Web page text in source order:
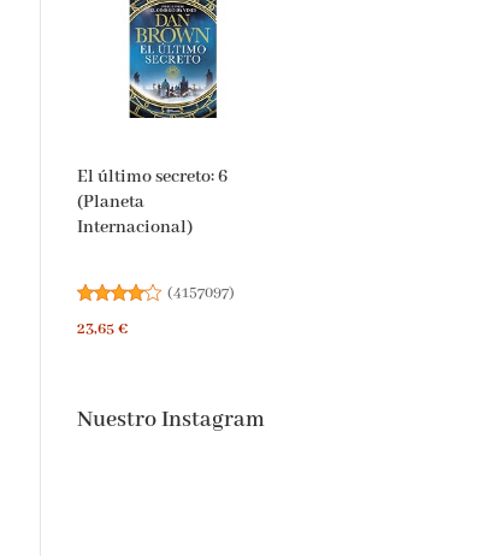
El último secreto: 6
(Planeta
Internacional)
(4157097)
23,65 €
Nuestro Instagram